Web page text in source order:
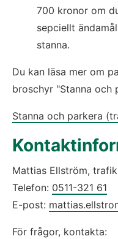
700 kronor om
sepciellt
stanna.
Du kan läsa mer om
broschyr "Stanna och
Stanna och parkera
Mattias Ellström,
Telefon: 0511-321 61
E-post:
För frågor, kontakta: